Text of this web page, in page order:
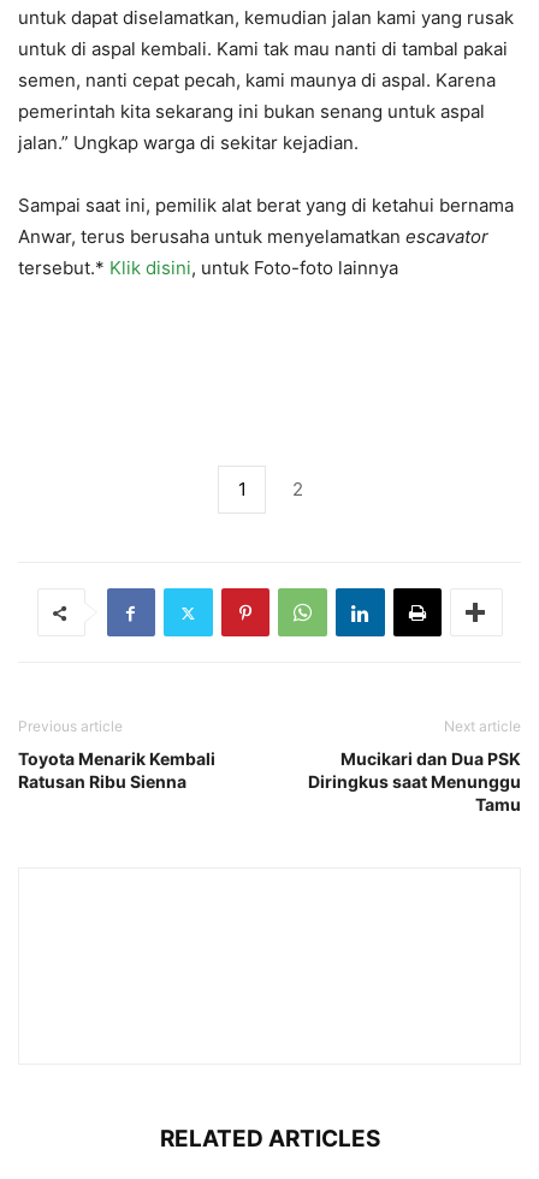
untuk dapat diselamatkan, kemudian jalan kami yang rusak
untuk di aspal kembali. Kami tak mau nanti di tambal pakai
semen, nanti cepat pecah, kami maunya di aspal. Karena
pemerintah kita sekarang ini bukan senang untuk aspal
jalan.” Ungkap warga di sekitar kejadian.
Sampai saat ini, pemilik alat berat yang di ketahui bernama
Anwar, terus berusaha untuk menyelamatkan escavator
tersebut.* Klik disini, untuk Foto-foto lainnya
1 2
Previous article
Toyota Menarik Kembali
Ratusan Ribu Sienna
Next article
Mucikari dan Dua PSK
Diringkus saat Menunggu
Tamu
RELATED ARTICLES